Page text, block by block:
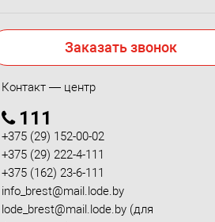
Заказать звонок
Контакт — центр
111
+375 (29) 152-00-02
+375 (29) 222-4-111
+375 (162) 23-6-111
info_brest@mail.lode.by
lode_brest@mail.lode.by (для